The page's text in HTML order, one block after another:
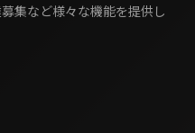
集など様々な機能を提供し